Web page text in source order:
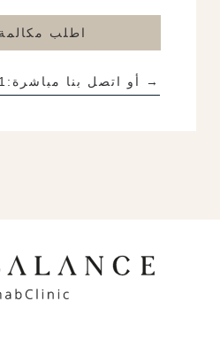
اطلب
→ أو اتصل بنا مباشرة: